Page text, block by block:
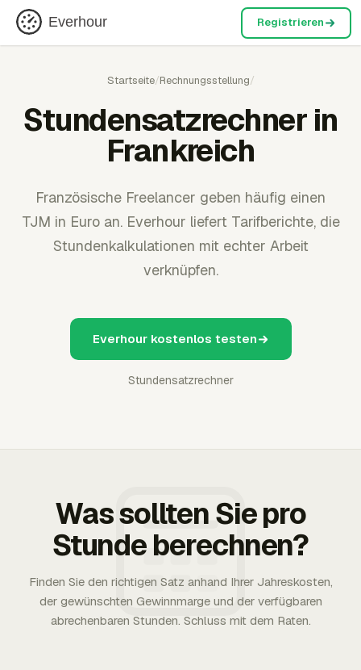
Everhour Registrieren
Startseite/Rechnungsstellung/
Stundensatzrechner in
Frankreich
Französische Freelancer geben häufig einen
TJM in Euro an. Everhour liefert Tarifberichte, die
Stundenkalkulationen mit echter Arbeit
verknüpfen.
Everhour kostenlos testen
Stundensatzrechner
Was sollten Sie pro
Stunde berechnen?
Finden Sie den richtigen Satz anhand Ihrer Jahreskosten,
der gewünschten Gewinnmarge und der verfügbaren
abrechenbaren Stunden. Schluss mit dem Raten.